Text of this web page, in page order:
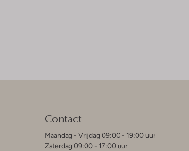
Contact
Maandag - Vrijdag 09:00 - 19:00 uur
Zaterdag 09:00 - 17:00 uur